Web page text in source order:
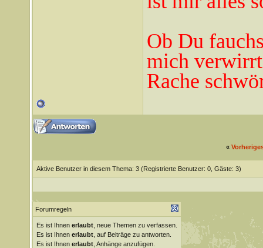
Ob Du
mich
Rache
«
Aktive Benutzer in diesem Thema: 3 (Registrierte Benutzer: 0, Gäste: 3)
Forumregeln
Es ist Ihnen erlaubt, neue Themen zu verfassen.
Es ist Ihnen erlaubt, auf Beiträge zu antworten.
Es ist Ihnen erlaubt, Anhänge anzufügen.